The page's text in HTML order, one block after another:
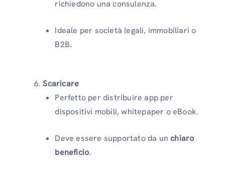
richiedono una consulenza.
Ideale per società legali, immobiliari o
B2B.
Scaricare
Perfetto per distribuire app per
dispositivi mobili, whitepaper o eBook.
Deve essere supportato da unchiaro
beneficio.